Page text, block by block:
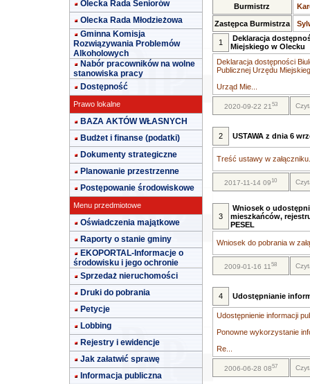
Olecka Rada Seniorów
Olecka Rada Młodzieżowa
Gminna Komisja
Rozwiązywania Problemów
Alkoholowych
Nabór pracowników na wolne
stanowiska pracy
Dostępność
Prawo lokalne
BAZA AKTÓW WŁASNYCH
Budżet i finanse (podatki)
Dokumenty strategiczne
Planowanie przestrzenne
Postępowanie środowiskowe
Menu przedmiotowe
Oświadczenia majątkowe
Raporty o stanie gminy
EKOPORTAL-Informacje o
środowisku i jego ochronie
Sprzedaż nieruchomości
Druki do pobrania
Petycje
Lobbing
Rejestry i ewidencje
Jak załatwić sprawę
Informacja publiczna
Burmistrz
Zastępca Burmistrza
1
Deklaracja
Miejskiego w Olecku
Deklaracja dostępności
Publicznej Urzędu
Urząd Mie...
2020-09-22 2153
2 USTAWA z dnia 6
Treść ustawy w
2017-11-14 0910
3
Wniosek o
mieszkańców,
PESEL
Wniosek do pobrania w
2009-01-16 1158
4 Udostępnianie
Udostępnienie informacji
Ponowne wykorzystanie
Re...
2006-06-28 0857